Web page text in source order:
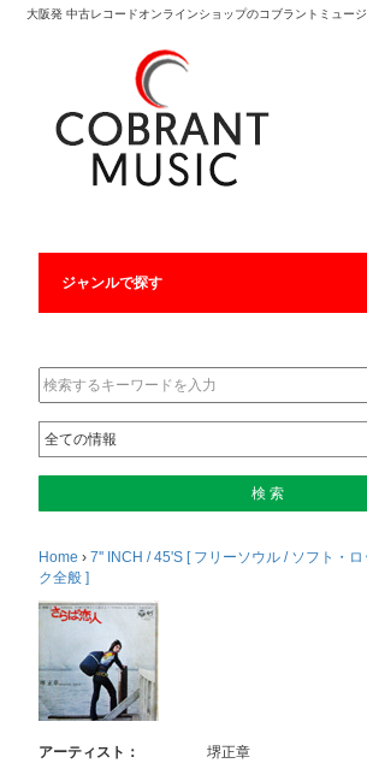
大阪発 中古レコードオンラインショップのコブラントミュージ
Home ›7'' INCH / 45'S [ フリーソウル / ソフト・ロ
ク全般 ]
アーティスト：
堺正章